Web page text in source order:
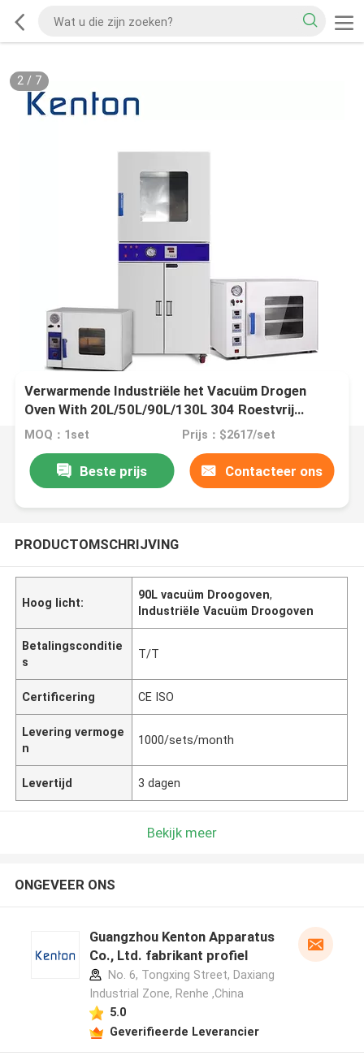
2/ 7
Verwarmende Industriële het Vacuüm Drogen
Oven With 20L/50L/90L/130L 304 Roestvrij
staalvoering
MOQ：1set Prijs：$2617/set
Beste prijs Contacteer ons
PRODUCTOMSCHRIJVING
Hoog licht:
90L vacuüm Droogoven,
Industriële Vacuüm Droogoven
Betalingsconditie
s
T/T
Certificering CE ISO
Levering vermoge
n
1000/sets/month
Levertijd 3 dagen
Bekijk meer
ONGEVEER ONS
Guangzhou Kenton Apparatus
Co., Ltd. fabrikant profiel
No. 6, Tongxing Street, Daxiang
Industrial Zone, Renhe ,China
5.0
Geverifieerde Leverancier